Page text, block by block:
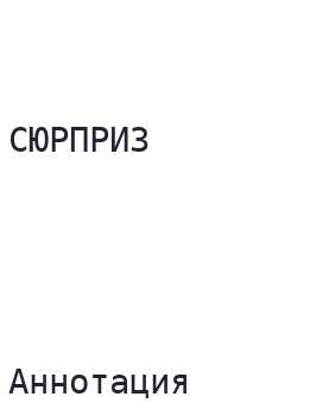
СЮРПРИЗ
Аннотация